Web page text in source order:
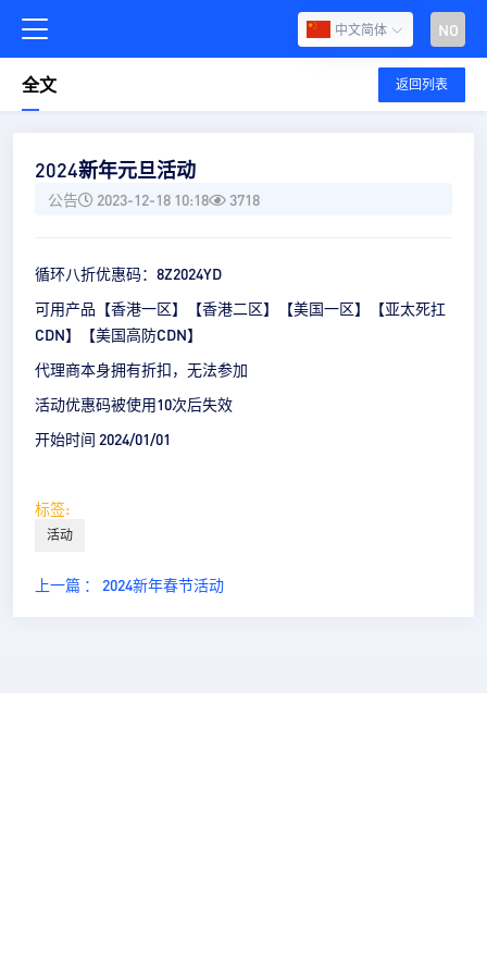
中文简体 NO
全文 返回列表
2024新年元旦活动
公告 2023-12-18 10:18 3718
循环八折优惠码：8Z2024YD
可用产品【香港一区】【香港二区】【美国一区】【亚太死扛
CDN】【美国高防CDN】
代理商本身拥有折扣，无法参加
活动优惠码被使用10次后失效
开始时间 2024/01/01
标签:
活动
上一篇 ： 2024新年春节活动